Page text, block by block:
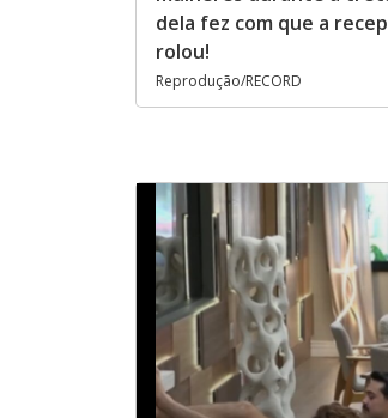
dela fez com que a
rolou!
Reprodução/RECORD